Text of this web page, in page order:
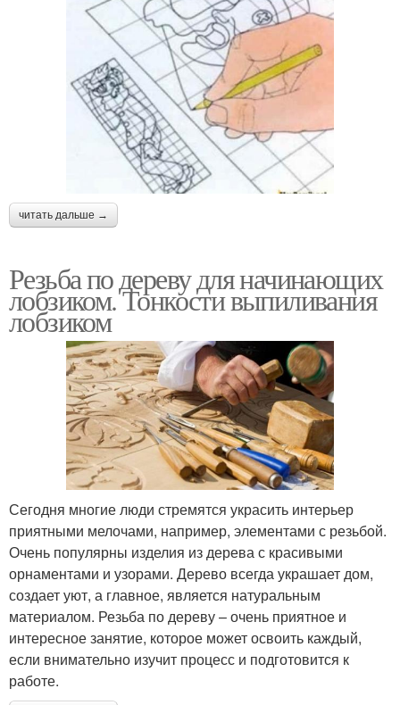
читать дальше →
Резьба по дереву для начинающих
лобзиком. Тонкости выпиливания
лобзиком
Сегодня многие люди стремятся украсить интерьер
приятными мелочами, например, элементами с резьбой.
Очень популярны изделия из дерева с красивыми
орнаментами и узорами. Дерево всегда украшает дом,
создает уют, а главное, является натуральным
материалом. Резьба по дереву – очень приятное и
интересное занятие, которое может освоить каждый,
если внимательно изучит процесс и подготовится к
работе.